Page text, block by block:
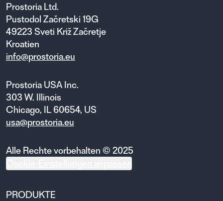
Prostoria Ltd.
Pustodol Začretski 19G
49223 Sveti Križ Začretje
Kroatien
info@prostoria.eu
Prostoria USA Inc.
303 W. Illinois
Chicago, IL 60654, US
usa@prostoria.eu
Alle Rechte vorbehalten © 2025
PRODUKTE